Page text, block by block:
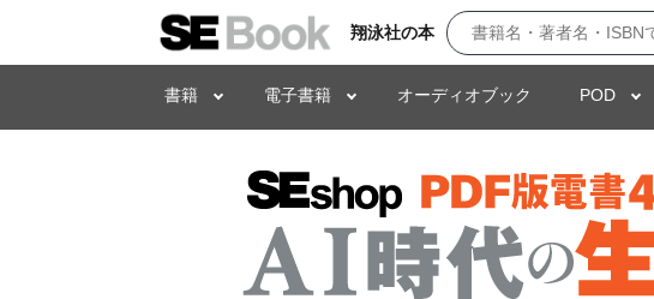
翔泳社の本
書籍 電子書籍 オーディオブック POD